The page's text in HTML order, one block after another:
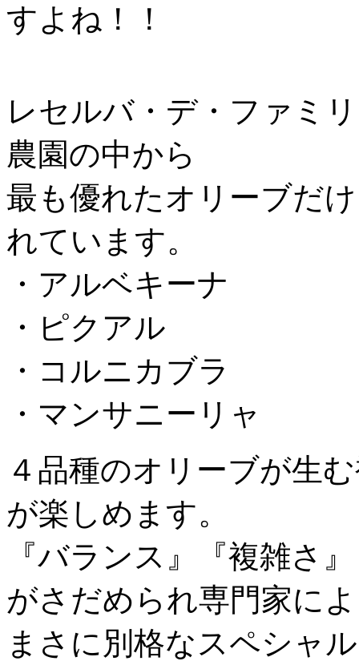
すよね！！
レセルバ・デ・ファミ
農園の中から
最も優れたオリーブだ
れています。
・アルベキーナ
・ピクアル
・コルニカブラ
・マンサニーリャ
４品種のオリーブが生
が楽しめます。
『バランス』『複雑さ
がさだめられ専門家に
まさに別格なスペシャ